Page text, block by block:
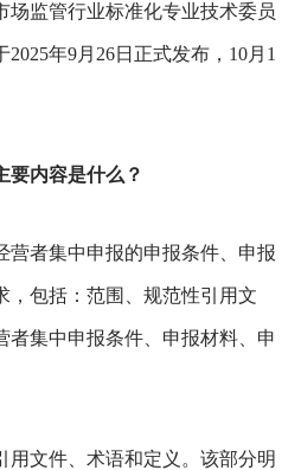
场监管行业标准化专业技术委员
年9月26日正式发布，10月1
要内容是什么？
营者集中申报的申报条件、申报
，包括：范围、规范性引用文
者集中申报条件、申报材料、申
用文件、术语和定义。该部分明